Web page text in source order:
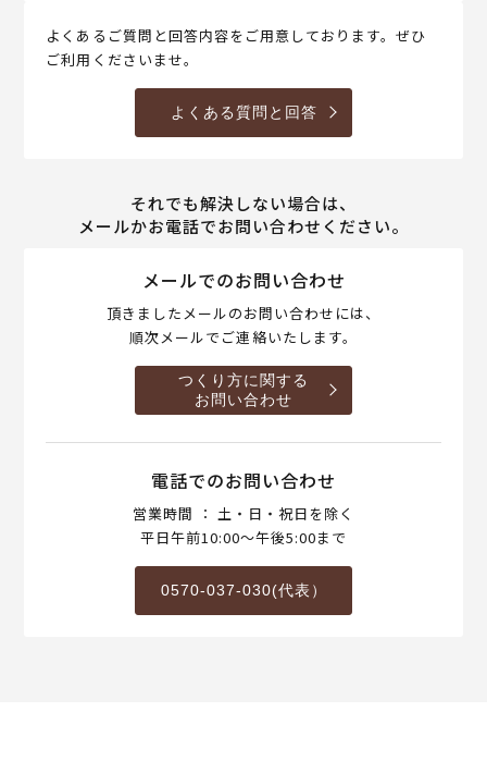
よくあるご質問と回答内容をご用意しております。ぜひ
ご利用くださいませ。
よくある質問と回答
それでも解決しない場合は、
メールかお電話でお問い合わせください。
メールでのお問い合わせ
頂きましたメールのお問い合わせには、
順次メールでご連絡いたします。
つくり方に関する
お問い合わせ
電話でのお問い合わせ
営業時間 ： 土・日・祝日を除く
平日午前10:00～午後5:00まで
0570-037-030(代表）